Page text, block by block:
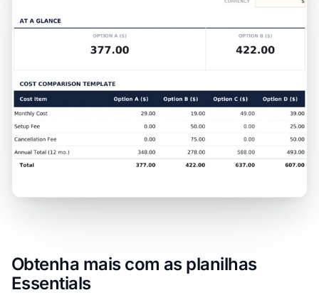
Obtenha mais com as planilhas
Essentials